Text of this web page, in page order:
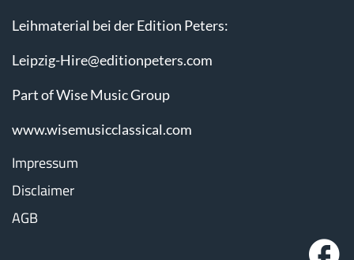
Leihmaterial bei der Edition Peters:
Leipzig-Hire@editionpeters.com
Part of Wise Music Group
www.wisemusicclassical.com
Impressum
Disclaimer
AGB